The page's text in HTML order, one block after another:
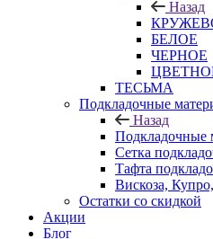
Назад
БЕЛОЕ
ЧЕРНОЕ
ТЕСЬМА
Подкладочные
Назад
Подкладочные
Сетка
Тафта
Вискоза,
Остатки со скидкой
Акции
Блог